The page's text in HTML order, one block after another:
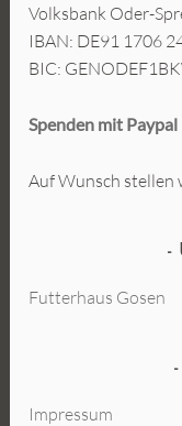
Volksbank Oder-
IBAN: DE91 1706
BIC:
Spenden mit Paypal
Auf Wunsch stellen
Futterhaus Gosen
Impressum